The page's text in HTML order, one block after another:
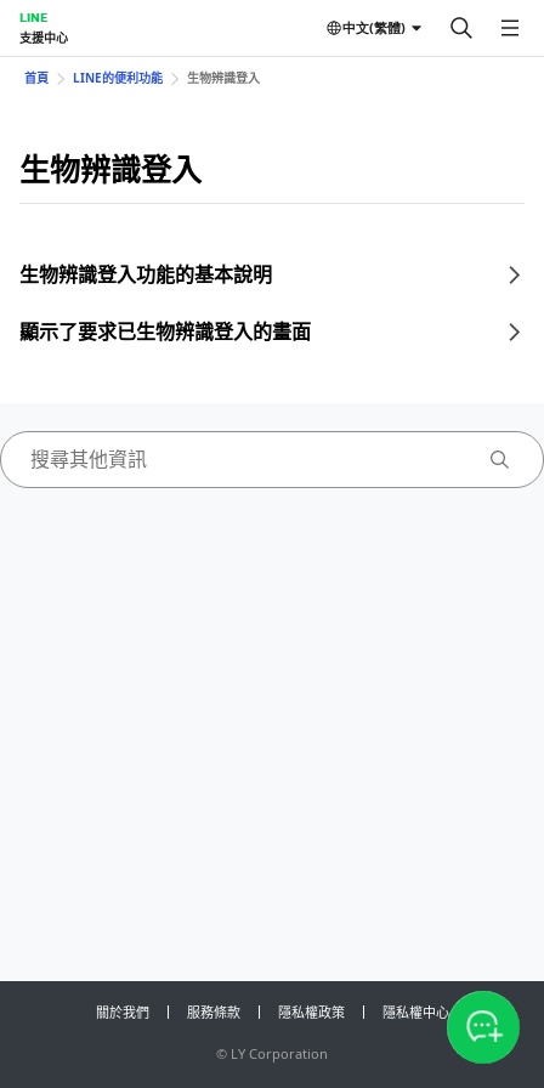
LINE
支援中心
中文(繁體)
首頁 LINE的便利功能 生物辨識登入
生物辨識登入
生物辨識登入功能的基本說明
顯示了要求已生物辨識登入的畫面
關於我們 服務條款 隱私權政策 隱私權中心
© LY Corporation